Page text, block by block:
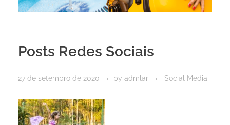
Posts Redes Sociais
27 de setembro de 2020 by admlar Social Media